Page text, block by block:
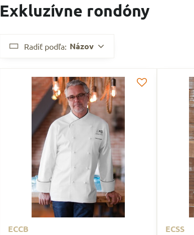
Exkluzívne rondóny
Radiť podľa: Názov
ECCB ECSS